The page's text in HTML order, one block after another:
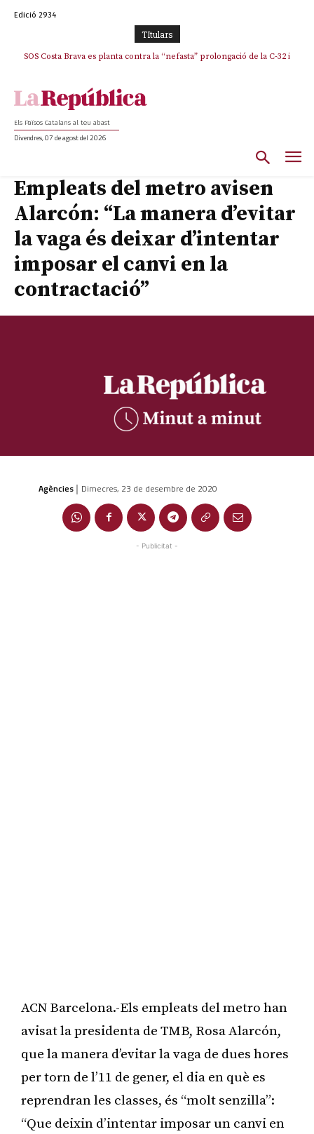
Edició 2934
TItulars
SOS Costa Brava es planta contra la “nefasta” prolongació de la C-32 i
Els Països Catalans al teu abast
Divendres, 07 de agost del 2026
Empleats del metro avisen
Alarcón: “La manera d’evitar
la vaga és deixar d’intentar
imposar el canvi en la
contractació”
Agències | Dimecres, 23 de desembre de 2020
- Publicitat -
ACN Barcelona.-Els empleats del metro han
avisat la presidenta de TMB, Rosa Alarcón,
que la manera d’evitar la vaga de dues hores
per torn de l’11 de gener, el dia en què es
reprendran les classes, és “molt senzilla”:
“Que deixin d’intentar imposar un canvi en